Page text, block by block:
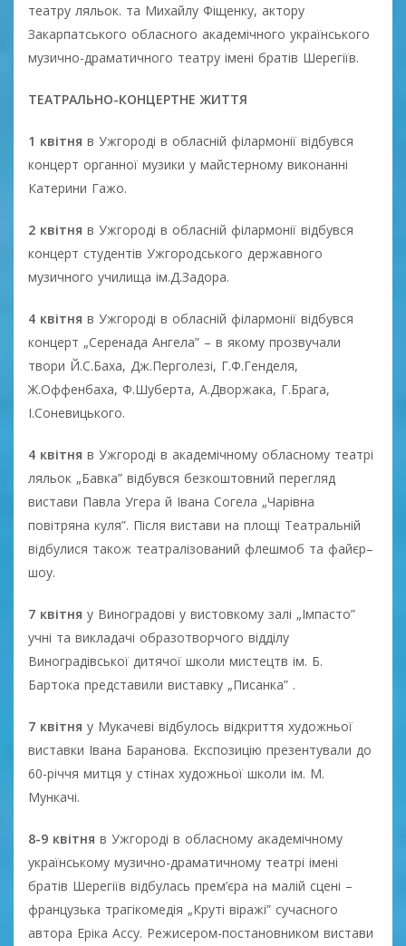
театру ляльок. та Михайлу Фіщенку, актору
Закарпатського обласного академічного українського
музично-драматичного театру імені братів Шерегіїв.
ТЕАТРАЛЬНО-КОНЦЕРТНЕ ЖИТТЯ
1 квітня в Ужгороді в обласній філармонії відбувся
концерт органної музики у майстерному виконанні
Катерини Гажо.
2 квітня в Ужгороді в обласній філармонії відбувся
концерт студентів Ужгородського державного
музичного училища ім.Д.Задора.
4 квітня в Ужгороді в обласній філармонії відбувся
концерт „Серенада Ангела” – в якому прозвучали
твори Й.С.Баха, Дж.Перголезі, Г.Ф.Генделя,
Ж.Оффенбаха, Ф.Шуберта, А.Дворжака, Г.Брага,
І.Соневицького.
4 квітня в Ужгороді в академічному обласному театрі
ляльок „Бавка” відбувся безкоштовний перегляд
вистави Павла Угера й Івана Согела „Чарівна
повітряна куля”. Після вистави на площі Театральній
відбулися також театралізований флешмоб та файєр–
шоу.
7 квітня у Виноградові у вистовкому залі „Імпасто”
учні та викладачі образотворчого відділу
Виноградівської дитячої школи мистецтв ім. Б.
Бартока представили виставку „Писанка” .
7 квітня у Мукачеві відбулось відкриття художньої
виставки Івана Баранова. Експозицію презентували до
60-річчя митця у стінах художньої школи ім. М.
Мункачі.
8-9 квітня в Ужгороді в обласному академічному
українському музично-драматичному театрі імені
братів Шерегіїв відбулась прем’єра на малій сцені –
французька трагікомедія „Круті віражі” сучасного
автора Еріка Ассу. Режисером-постановником вистави